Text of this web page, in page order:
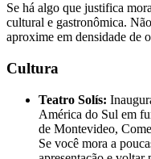
Se há algo que justifica
cultural e gastronômica.
aproxime em densidade de
Cultura
Teatro Solís:
América do Sul em
de Montevideo,
Se você mora a